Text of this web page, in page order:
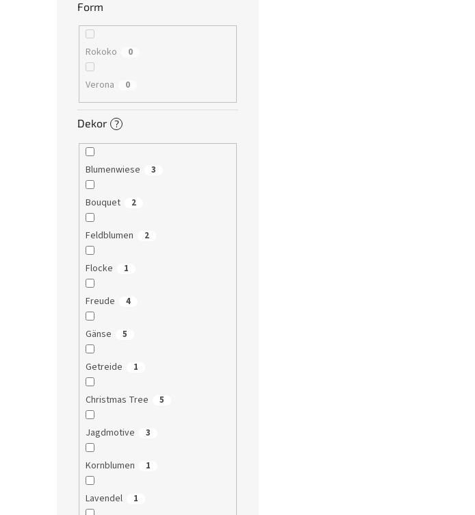
Form
Rokoko 0
Verona 0
Dekor ?
Blumenwiese 3
Bouquet 2
Feldblumen 2
Flocke 1
Freude 4
Gänse 5
Getreide 1
Christmas Tree 5
Jagdmotive 3
Kornblumen 1
Lavendel 1